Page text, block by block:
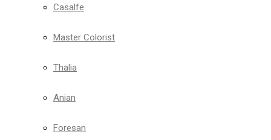
Casalfe
Master Colorist
Thalia
Anian
Foresan